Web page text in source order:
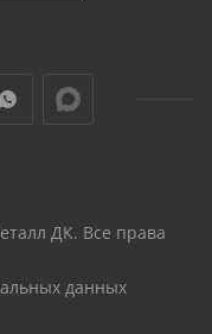
ДК. Все права
данных